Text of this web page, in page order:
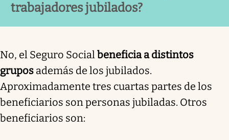
trabajadores jubilados?
No, el Seguro Socialbeneficia a distintos
grupos además de los jubilados.
Aproximadamente tres cuartas partes de los
beneficiarios son personas jubiladas. Otros
beneficiarios son: